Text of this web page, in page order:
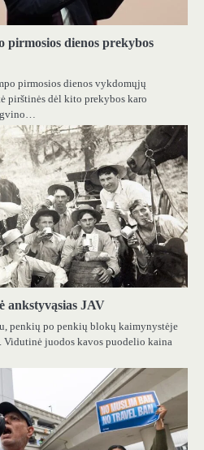
dienos prekybos
pirmosios dienos vykdomųjų
pirštinės dėl kito prekybos karo
ankstyvąsias JAV
penkių po penkių blokų kaimynystėje
Vidutinė juodos kavos puodelio kaina